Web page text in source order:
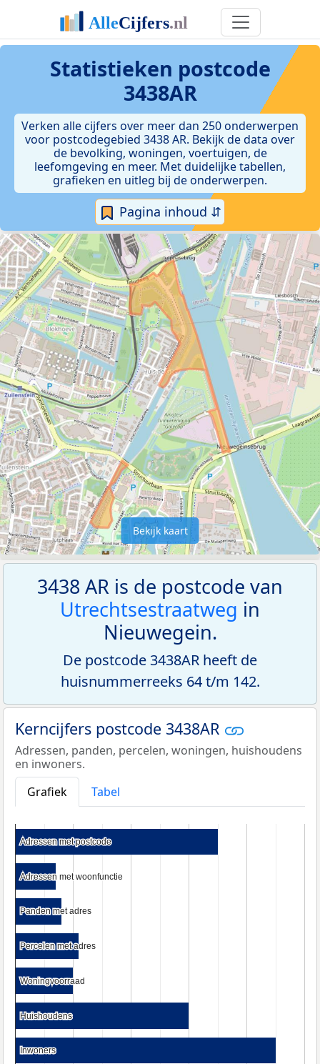
Statistieken postcode
3438AR
Verken alle cijfers over meer dan 250 onderwerpen
voor postcodegebied 3438 AR. Bekijk de data over
de bevolking, woningen, voertuigen, de
leefomgeving en meer. Met duidelijke tabellen,
grafieken en uitleg bij de onderwerpen.
Pagina inhoud ⇵
Bekijk kaart
3438 AR is de postcode van
Utrechtsestraatweg in
Nieuwegein.
De postcode 3438AR heeft de
huisnummerreeks 64 t/m 142.
Kerncijfers postcode 3438AR
Adressen, panden, percelen, woningen, huishoudens
en inwoners.
Grafiek
Tabel
Adressen met postcode
Adressen met postcode
Adressen met woonfunctie
Adressen met woonfunctie
Panden met adres
Panden met adres
Percelen met adres
Percelen met adres
Woningvoorraad
Woningvoorraad
Huishoudens
Huishoudens
Inwoners
Inwoners